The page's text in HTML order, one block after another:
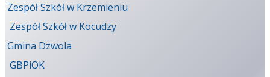
Zespół Szkół w Krzemieniu
Zespół Szkół w Kocudzy
Gmina Dzwola
GBPiOK